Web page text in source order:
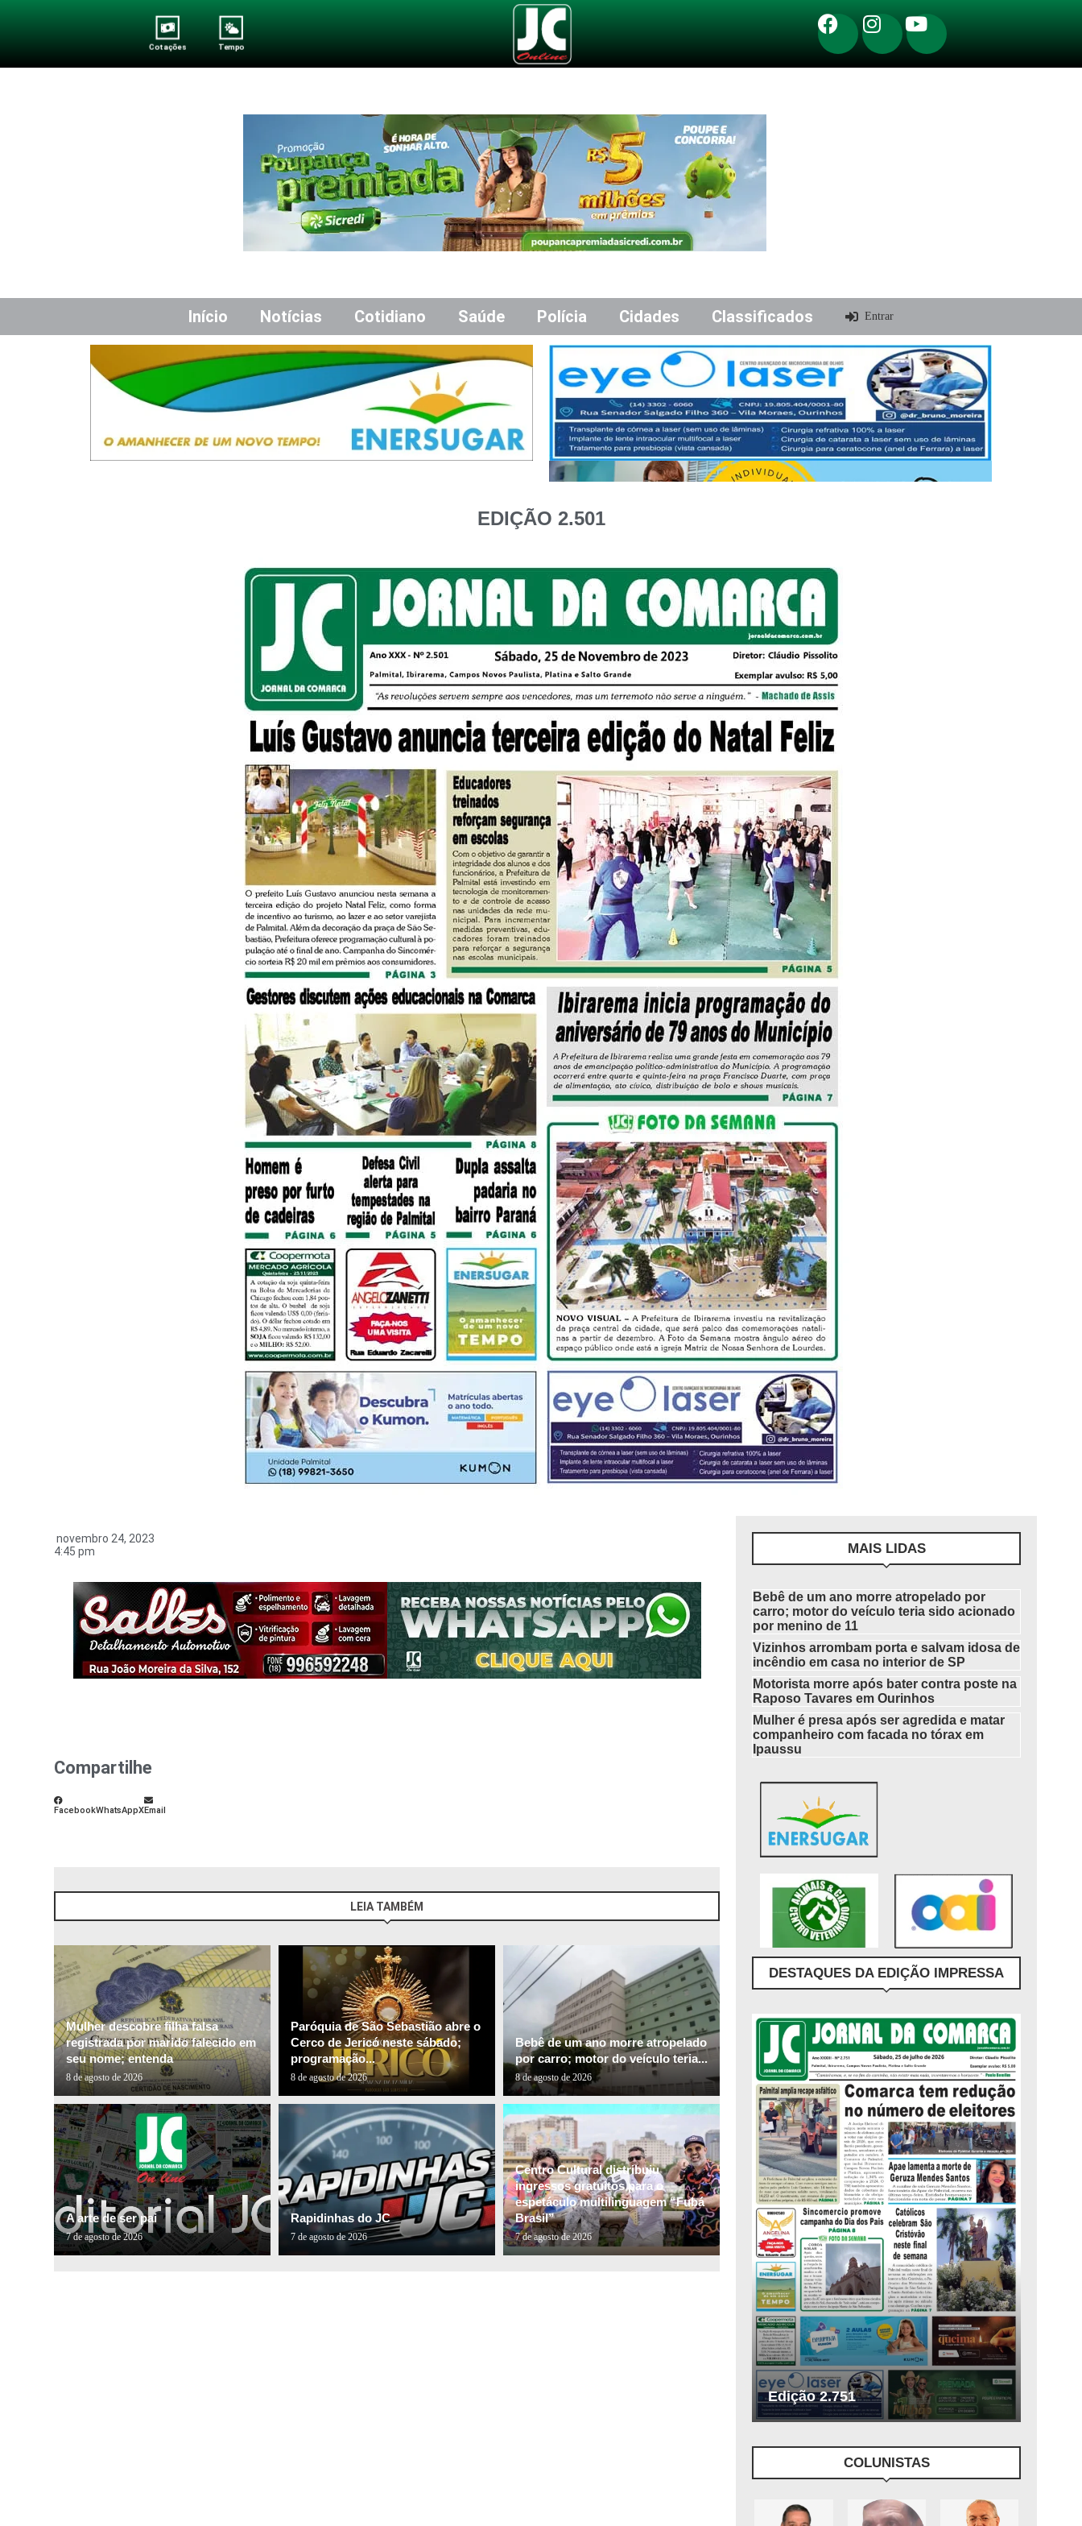
Cotações Tempo
Início Notícias Cotidiano Saúde Polícia Cidades Classificados Entrar
EDIÇÃO 2.501
novembro 24, 2023
4:45 pm
Compartilhe
FacebookWhatsAppXEmail
LEIA TAMBÉM
Mulher descobre filha falsa
registrada por marido falecido em
seu nome; entenda
8 de agosto de 2026
Paróquia de São Sebastião abre o
Cerco de Jericó neste sábado;
programação...
8 de agosto de 2026
Bebê de um ano morre atropelado
por carro; motor do veículo teria...
8 de agosto de 2026
A arte de ser pai
7 de agosto de 2026
Rapidinhas do JC
7 de agosto de 2026
Centro Cultural distribuiu
ingressos gratuitos para o
espetáculo multilinguagem “Fubá
Brasil”
7 de agosto de 2026
MAIS LIDAS
Bebê de um ano morre atropelado por
carro; motor do veículo teria sido acionado
por menino de 11
Vizinhos arrombam porta e salvam idosa de
incêndio em casa no interior de SP
Motorista morre após bater contra poste na
Raposo Tavares em Ourinhos
Mulher é presa após ser agredida e matar
companheiro com facada no tórax em
Ipaussu
DESTAQUES DA EDIÇÃO IMPRESSA
Edição 2.751
COLUNISTAS